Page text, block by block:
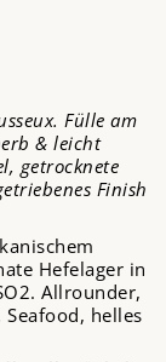
Fülle am
& leicht
getrocknete
Finish
Hefelager in
Allrounder,
helles